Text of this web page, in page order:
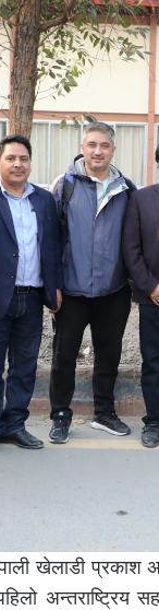
खेलाडी
अन्तराष्ट्रिय